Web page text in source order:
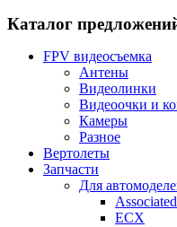
Каталог
FPV видеосъемка
Антены
Видеолинки
Видеоочки и
Камеры
Разное
Вертолеты
Запчасти
Для
Associated
ECX